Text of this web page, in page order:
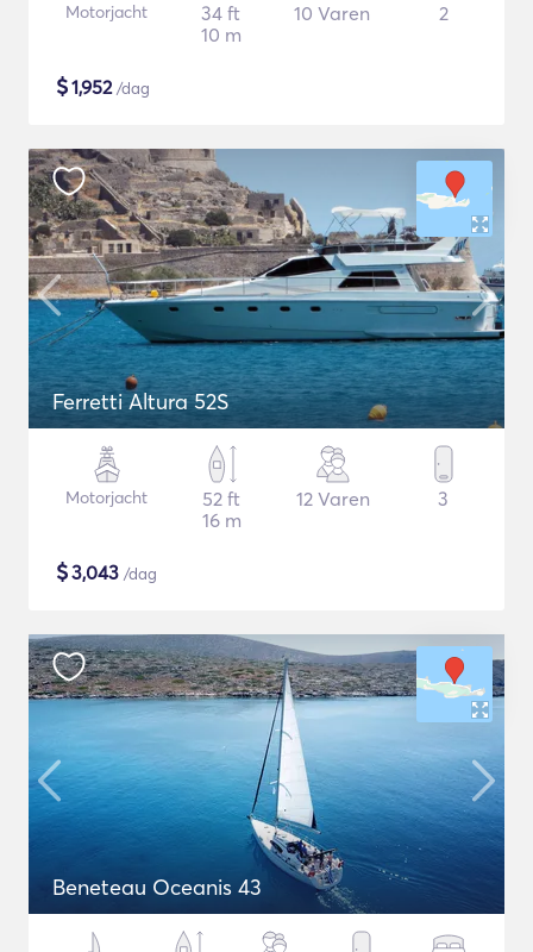
Motorjacht
34 ft
10 m
10 Varen 2
$1,952/dag
Ferretti Altura 52S
Motorjacht
52 ft
16 m
12 Varen 3
$3,043 /dag
Beneteau Oceanis 43